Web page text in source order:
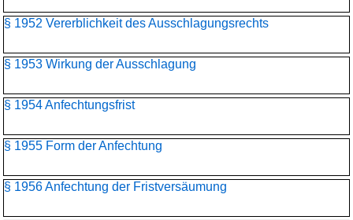
§ 1952 Vererblichkeit des Ausschlagungsrechts
§ 1953 Wirkung der Ausschlagung
§ 1954 Anfechtungsfrist
§ 1955 Form der Anfechtung
§ 1956 Anfechtung der Fristversäumung